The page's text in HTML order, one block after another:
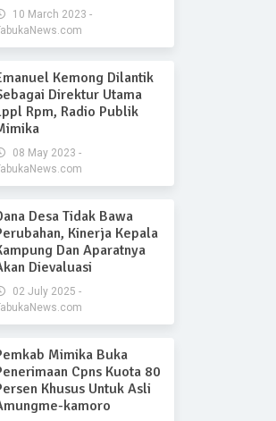
10 March 2023 -
Kemong Dilantik
Direktur Utama
Rpm, Radio Publik
08 May 2023 -
Desa Tidak Bawa
Kinerja Kepala
Dan Aparatnya
Dievaluasi
02 July 2025 -
Mimika Buka
Cpns Kuota 80
Khusus Untuk Asli
kamoro